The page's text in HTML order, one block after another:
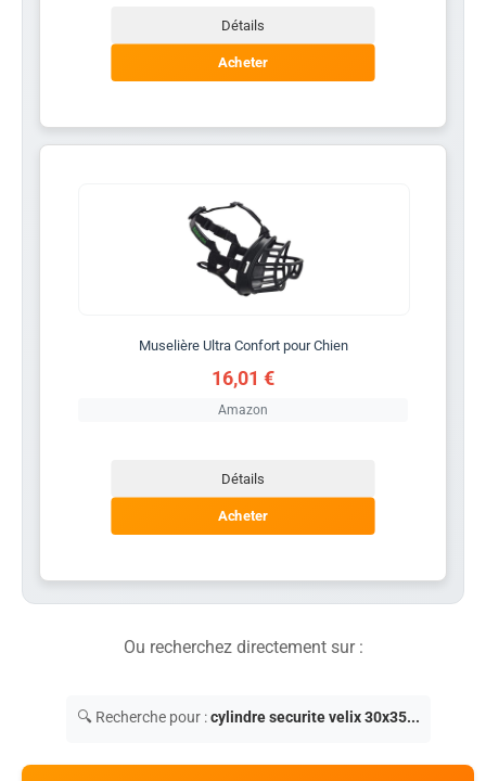
Détails
Acheter
Muselière Ultra Confort pour Chien
16,01 €
Amazon
Détails
Acheter
Ou recherchez directement sur :
🔍 Recherche pour :cylindre securite velix 30x35...